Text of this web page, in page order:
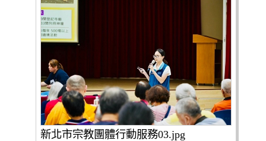
新北市宗教團體行動服務03.jpg